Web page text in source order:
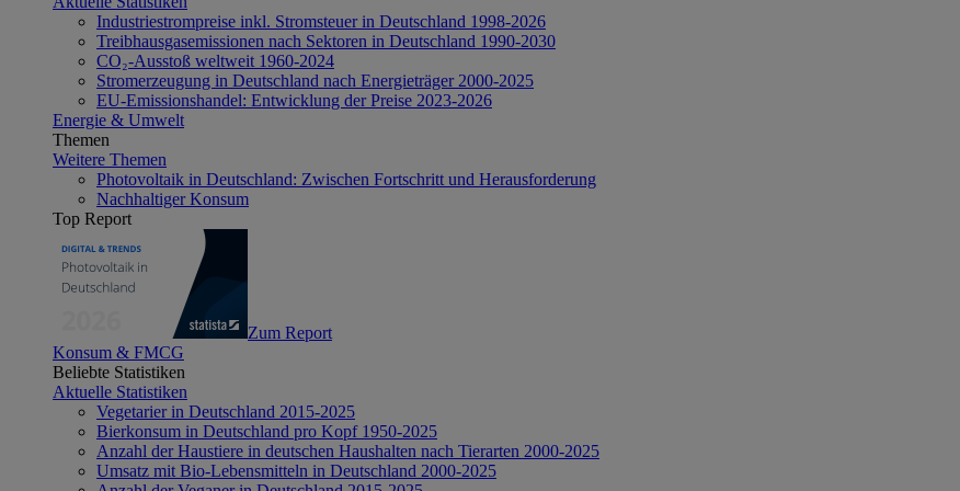
Industriestrompreise inkl. Stromsteuer in Deutschland 1998-2026
Treibhausgasemissionen nach Sektoren in Deutschland 1990-2030
CO₂-Ausstoß weltweit 1960-2024
Stromerzeugung in Deutschland nach Energieträger 2000-2025
EU-Emissionshandel: Entwicklung der Preise 2023-2026
Energie & Umwelt
Themen
Weitere Themen
Photovoltaik in Deutschland: Zwischen Fortschritt und Herausforderung
Nachhaltiger Konsum
Top Report
Zum Report
Konsum & FMCG
Beliebte Statistiken
Aktuelle Statistiken
Vegetarier in Deutschland 2015-2025
Bierkonsum in Deutschland pro Kopf 1950-2025
Anzahl der Haustiere in deutschen Haushalten nach Tierarten 2000-2025
Umsatz mit Bio-Lebensmitteln in Deutschland 2000-2025